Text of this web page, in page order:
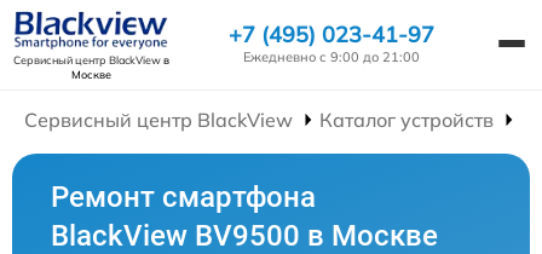
Сервисный центр BlackViewв
Москве
+7 (495) 023-41-97
Ежедневно с 9:00 до 21:00
Сервисный центр BlackView Каталог устройств
Ремонт смартфона
BlackView BV9500 в Москве